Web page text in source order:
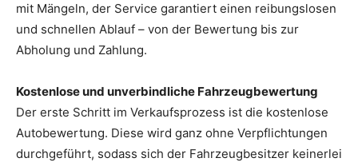
mit Mängeln, der Service garantiert einen reibungslosen
und schnellen Ablauf – von der Bewertung bis zur
Abholung und Zahlung.
Kostenlose und unverbindliche Fahrzeugbewertung
Der erste Schritt im Verkaufsprozess ist die kostenlose
Autobewertung. Diese wird ganz ohne Verpflichtungen
durchgeführt, sodass sich der Fahrzeugbesitzer keinerlei